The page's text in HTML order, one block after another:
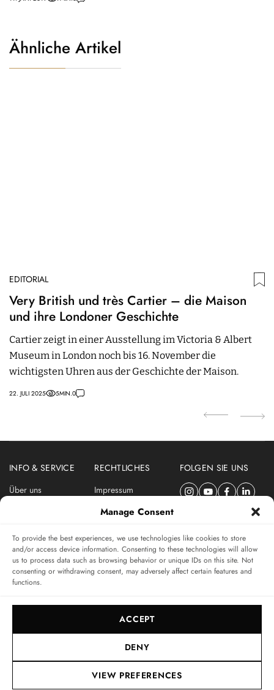
Manage Consent
To provide the best experiences, we use technologies like cookies to store
and/or access device information. Consenting to these technologies will allow
us to process data such as browsing behavior or unique IDs on this site. Not
consenting or withdrawing consent, may adversely affect certain features and
functions.
ACCEPT
DENY
VIEW PREFERENCES
Ähnliche Artikel
EDITORIAL
Very British und très Cartier – die Maison
und ihre Londoner Geschichte
Cartier zeigt in einer Ausstellung im Victoria & Albert
Museum in London noch bis 16. November die
wichtigsten Uhren aus der Geschichte der Maison.
22. JULI 2025 5MIN.0
INFO & SERVICE
Über uns
RECHTLICHES
Impressum
Datenschutzerklärung
FOLGEN SIE UNS
ABONNIEREN SIE DEN SWISSWATCHES NEWSLETTER
Das unabhängige Magazin für Uhren-Connaisseurs
SUBSCRIBE
© 2017-2026, SWISSWATCHES MEDIA GMBH